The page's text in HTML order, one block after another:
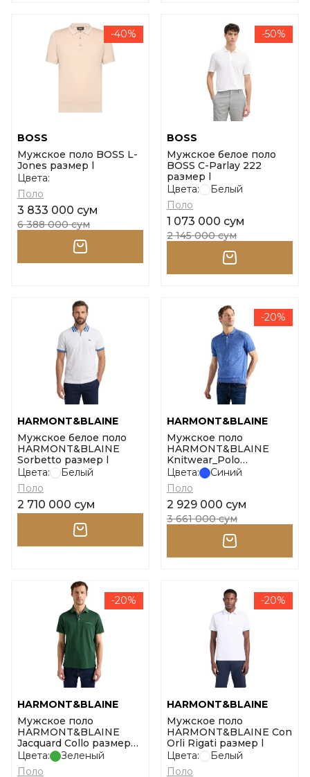
-40%
BOSS
Мужское поло BOSS L-
Jones размер l
Цвета:
Поло
3 833 000 сум
6 388 000 сум
-50%
BOSS
Мужское белое поло
BOSS C-Parlay 222
размер l
Цвета:
Белый
Поло
1 073 000 сум
2 145 000 сум
HARMONT&BLAINE
Мужское белое поло
HARMONT&BLAINE
Sorbetto размер l
Цвета:
Белый
Поло
2 710 000 сум
-20%
HARMONT&BLAINE
Мужское поло
HARMONT&BLAINE
Knitwear_Polo
Smacchinata Tweed
размер l
Цвета:
Синий
Поло
2 929 000 сум
3 661 000 сум
-20%
HARMONT&BLAINE
Мужское поло
HARMONT&BLAINE
Jacquard Collo размер
3xl
Цвета:
Зеленый
Поло
-20%
HARMONT&BLAINE
Мужское поло
HARMONT&BLAINE Con
Orli Rigati размер l
Цвета:
Белый
Поло